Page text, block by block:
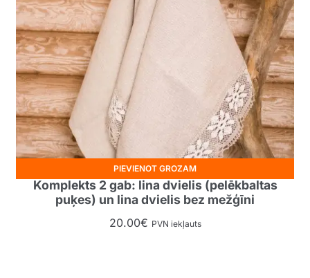
Komplekts 2 gab: lina dvielis (pelēkbaltas
puķes) un lina dvielis bez mežģīni
20.00€ PVN iekļauts
PIEVIENOT GROZAM